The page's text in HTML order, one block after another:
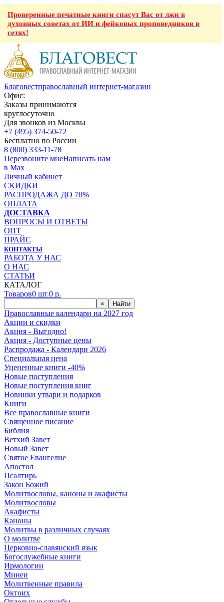
Проверенные печатные книги спасут Вас от лжи в
духовных советах от ИИ и фейковых проповедников в
сетях!
Благовестправославный интернет-магазин
Офис:
Заказы принимаются
круглосуточно
Для звонков из Москвы
+7 (495) 374-50-72
Бесплатно по России
8 (800) 333-11-78
Перезвоните мнеНаписать нам
в Max
Личный кабинет
СКИДКИ
РАСПРОДАЖА ДО 70%
ОПЛАТА
ДОСТАВКА
ВОПРОСЫ И ОТВЕТЫ
ОПТ
ПРАЙС
КОНТАКТЫ
РАБОТА У НАС
О НАС
СТАТЬИ
КАТАЛОГ
Товаров0 шт.0 р.
× Найти
Православные календари на 2027 год
Акции и скидки
Акция - Выгодно!
Акция - Доступные цены
Распродажа - Календари 2026
Специальная цена
Уцененные книги -40%
Новые поступления
Новые поступления книг
Новинки утвари и подарков
Книги
Все православные книги
Священное писание
Библия
Ветхий Завет
Новый Завет
Святое Евангелие
Апостол
Псалтирь
Закон Божий
Молитвословы, каноны и акафисты
Молитвословы
Акафисты
Каноны
Молитвы в различных случаях
О молитве
Церковно-славянский язык
Богослужебные книги
Ирмологии
Минеи
Молитвенные правила
Октоих